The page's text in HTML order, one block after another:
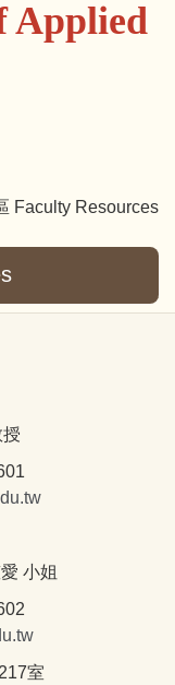
Faculty Resources
授
小姐
室